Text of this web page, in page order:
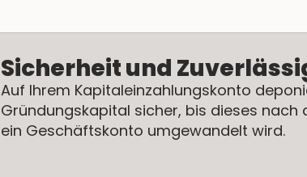
Sicherheit und
Auf Ihrem Kapitaleinzahlungskonto
Gründungskapital sicher, bis dieses nach
ein Geschäftskonto umgewandelt wird.